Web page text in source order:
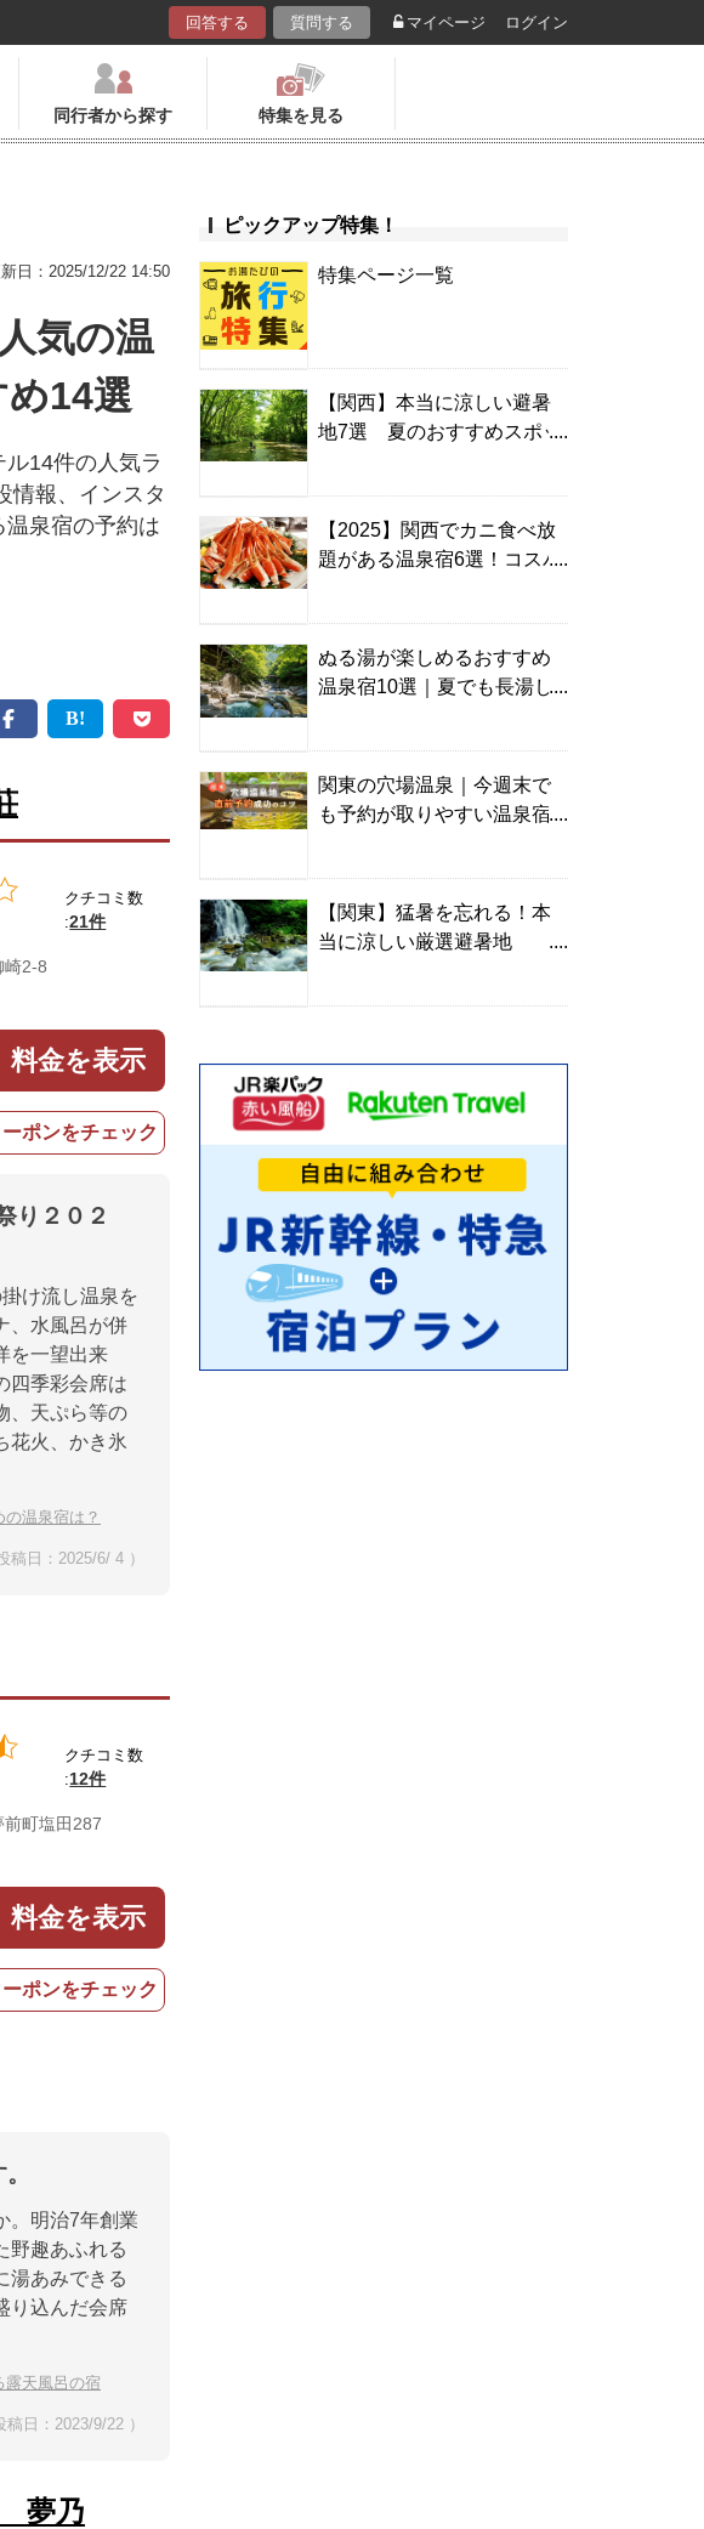
回答する 質問する マイページ ログイン
同行者から探す 特集を見る
日：2025/12/22 14:50
気の温
14選
14件の人気ラ
情報、インスタ
泉宿の予約は
クチコミ数
:21件
崎2-8
料金を表示
ポンをチェック
り２０２
け流し温泉を
、水風呂が併
を一望出来
四季彩会席は
、天ぷら等の
花火、かき氷
温泉宿は？
稿日：2025/6/ 4 ）
クチコミ数
:12件
町塩田287
料金を表示
ポンをチェック
。明治7年創業
野趣あふれる
湯あみできる
り込んだ会席
露天風呂の宿
日：2023/9/22 ）
夢乃
ピックアップ特集！
特集ページ一覧
【関西】本当に涼しい避暑
地7選 夏のおすすめスポッ
【2025】関西でカニ食べ放
題がある温泉宿6選！コスパ
ぬる湯が楽しめるおすすめ
温泉宿10選｜夏でも長湯し
関東の穴場温泉｜今週末で
も予約が取りやすい温泉宿
【関東】猛暑を忘れる！本
当に涼しい厳選避暑地